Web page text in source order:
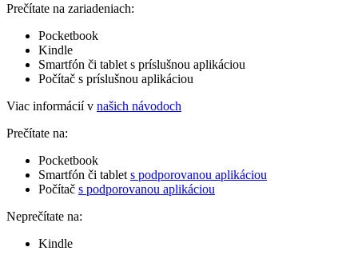
Prečítate na zariadeniach:
Pocketbook
Kindle
Smartfón či tablet s príslušnou aplikáciou
Počítač s príslušnou aplikáciou
Viac informácií v našich návodoch
Prečítate na:
Pocketbook
Smartfón či tablet s podporovanou aplikáciou
Počítač s podporovanou aplikáciou
Neprečítate na:
Kindle